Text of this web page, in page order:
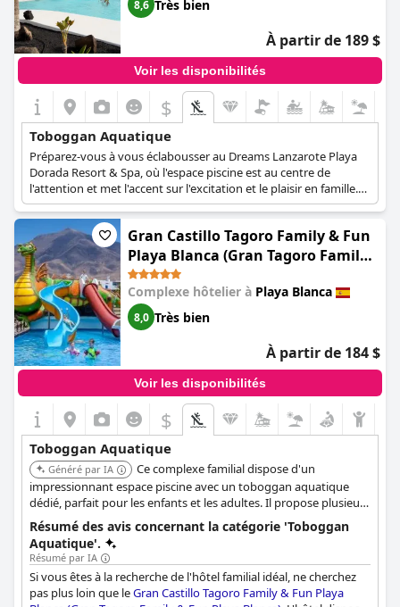
8,6 Très bien
À partir de 189 $
Voir les disponibilités
$
Toboggan Aquatique
Préparez-vous à vous éclabousser au Dreams Lanzarote Playa
Dorada Resort & Spa, où l'espace piscine est au centre de
l'attention et met l'accent sur l'excitation et le plaisir en famille.
Ce complexe dispose d'une gamme de piscines pour satisfaire
les préférences de chaque invité, mais le véritable point fort est
la piscine avec trois toboggans aquatiques à sensations. Les
amateurs d'adrénaline de tous âges peuvent glisser le long de
ces toboggans exaltants et faire un grand plouf, ajoutant ainsi
une dose supplémentaire d'excitation à leur escapade
aquatique. Le plaisir ne s'arrête pas là : les enfants peuvent
profiter de divers autres jouets aquatiques et d'aires de jeux
conçues spécialement pour eux, ce qui leur garantit un
divertissement sans fin tout au long de leur séjour. De
nombreux parasols et des chaises longues confortables sont
disponibles autour de la piscine, ce qui permet aux parents et
aux enfants de se détendre et de profiter du soleil entre deux
aventures aquatiques palpitantes. Dreams Lanzarote Playa
Dorada Resort & Spa est la destination idéale pour des vacances
en famille inoubliables.
Gran Castillo Tagoro Family & Fun
Playa Blanca (Gran Tagoro Family
& Fun Playa Blanca)
Complexe hôtelier à Playa Blanca
8,0 Très bien
À partir de 184 $
Voir les disponibilités
$
Toboggan Aquatique
Généré par IA
Ce complexe familial dispose d'un
impressionnant espace piscine avec un toboggan aquatique
dédié, parfait pour les enfants et les adultes. Il propose plusieurs
piscines répondant à différentes préférences, garantissant une
expérience amusante et relaxante pour tous les membres de la
famille.
Résumé des avis concernant la catégorie 'Toboggan
Aquatique'.
Résumé par IA
Si vous êtes à la recherche de l'hôtel familial idéal, ne cherchez
pas plus loin que leGran Castillo Tagoro Family & Fun Playa